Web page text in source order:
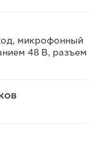
микрофонный
48 В, разъем